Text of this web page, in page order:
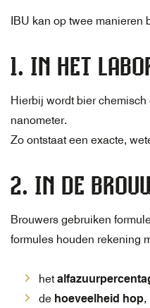
IBU kan op twee manieren
1. IN HET
Hierbij wordt bier
nanometer.
Zo ontstaat een exacte,
2. IN DE
Brouwers gebruiken
formules houden rekening
het
de hoeveelheid hop,